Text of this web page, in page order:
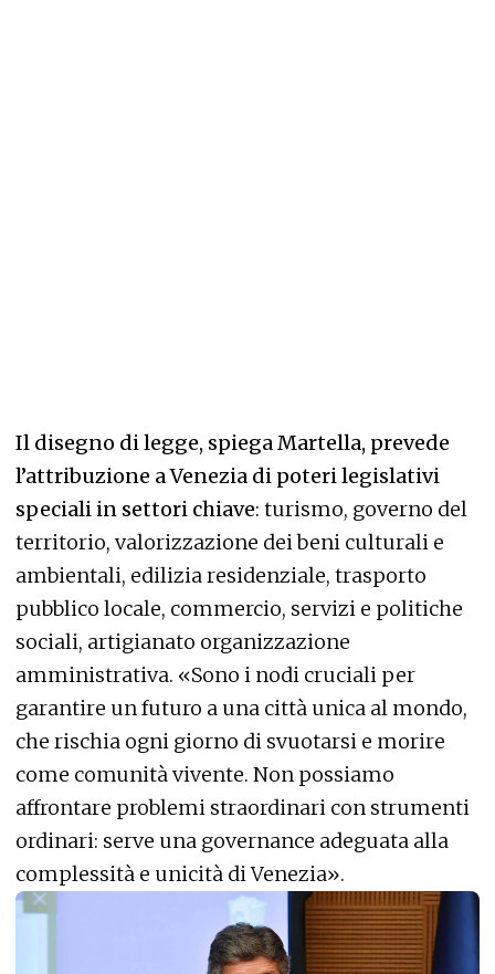
Il disegno di legge, spiega Martella, prevede
l’attribuzione a Venezia di poteri legislativi
speciali in settori chiave: turismo, governo del
territorio, valorizzazione dei beni culturali e
ambientali, edilizia residenziale, trasporto
pubblico locale, commercio, servizi e politiche
sociali, artigianato organizzazione
amministrativa. «Sono i nodi cruciali per
garantire un futuro a una città unica al mondo,
che rischia ogni giorno di svuotarsi e morire
come comunità vivente. Non possiamo
affrontare problemi straordinari con strumenti
ordinari: serve una governance adeguata alla
complessità e unicità di Venezia».